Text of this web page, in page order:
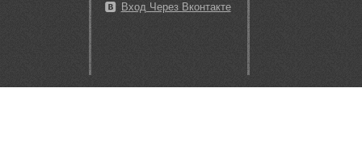
Вход Через Вконтакте